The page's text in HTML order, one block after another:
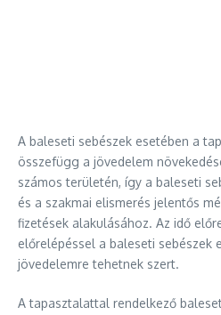
A baleseti sebészek esetében a
összefügg a jövedelem
számos területén, így a baleseti
és a szakmai elismerés jelentős
fizetések alakulásához. Az idő
előrelépéssel a baleseti sebészek
jövedelemre tehetnek szert.
A tapasztalattal rendelkező